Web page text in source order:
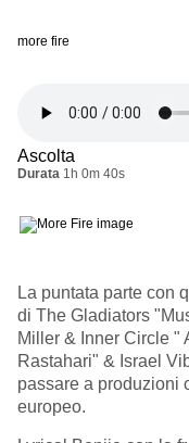
more fire
Ascolta
Durata 1h 0m 40s
La puntata parte con
di The Gladiators
Miller & Inner Circle "
Rastahari" & Israel
passare a produzioni
europeo.